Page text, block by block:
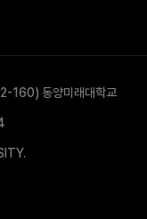
160) 동양미래대학교